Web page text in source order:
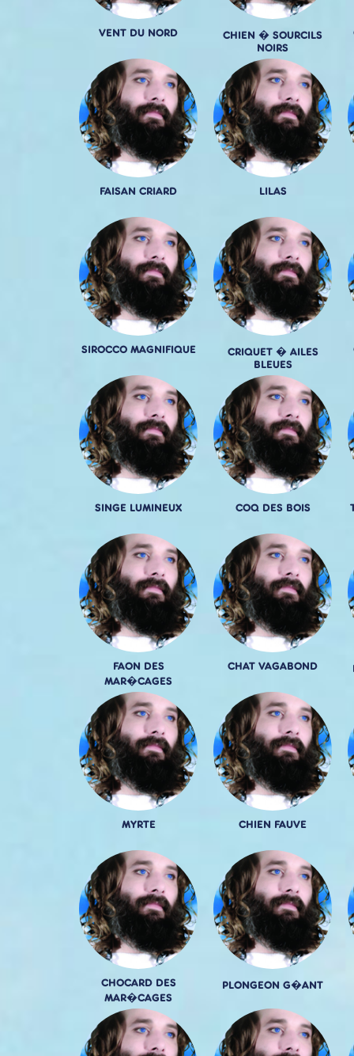
VENT DU NORD
CHIEN � SOURCILS
NOIRS
FAISAN CRIARD LILAS
SIROCCO MAGNIFIQUE
CRIQUET � AILES
BLEUES
SINGE LUMINEUX COQ DES BOIS
FAON DES
MAR�CAGES
CHAT VAGABOND
MYRTE CHIEN FAUVE
CHOCARD DES
MAR�CAGES
PLONGEON G�ANT